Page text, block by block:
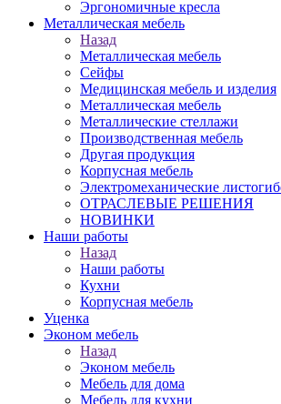
Эргономичные кресла
Металлическая мебель
Назад
Металлическая мебель
Сейфы
Медицинская мебель и изделия
Металлическая мебель
Металлические стеллажи
Производственная мебель
Другая продукция
Корпусная мебель
Электромеханические
ОТРАСЛЕВЫЕ РЕШЕНИЯ
НОВИНКИ
Наши работы
Назад
Наши работы
Кухни
Корпусная мебель
Уценка
Эконом мебель
Назад
Эконом мебель
Мебель для дома
Мебель для кухни